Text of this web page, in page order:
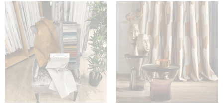
TISSU FROCA
VOIR LE PRODUIT
TISSU SAUM
VEIBAHN
VOIR LE PRODUIT